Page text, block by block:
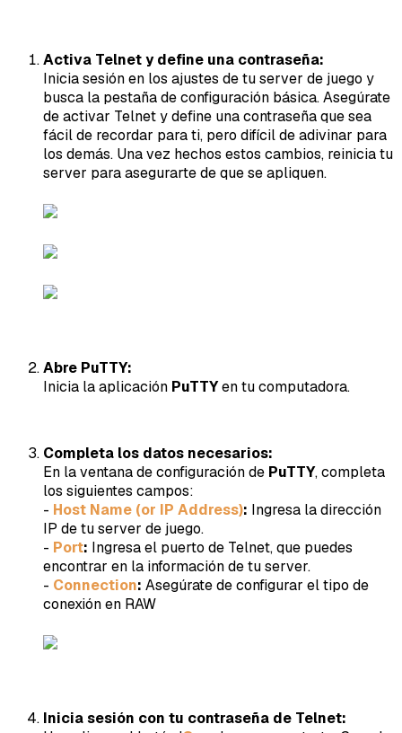
Activa Telnet y define una contraseña:
Inicia sesión en los ajustes de tu server de juego y
busca la pestaña de configuración básica. Asegúrate
de activar Telnet y define una contraseña que sea
fácil de recordar para ti, pero difícil de adivinar para
los demás. Una vez hechos estos cambios, reinicia tu
server para asegurarte de que se apliquen.
Abre PuTTY:
Inicia la aplicación PuTTYen tu computadora.
Completa los datos necesarios:
En la ventana de configuración de PuTTY, completa
los siguientes campos:
- Host Name (or IP Address): Ingresa la dirección
IP de tu server de juego.
- Port: Ingresa el puerto de Telnet, que puedes
encontrar en la información de tu server.
- Connection: Asegúrate de configurar el tipo de
conexión en RAW
Inicia sesión con tu contraseña de Telnet: